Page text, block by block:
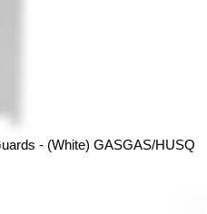
- (White) GASGAS/HUSQ